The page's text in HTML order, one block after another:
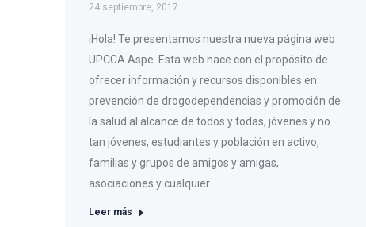
24 septiembre, 2017
¡Hola! Te presentamos nuestra nueva página web
UPCCA Aspe. Esta web nace con el propósito de
ofrecer información y recursos disponibles en
prevención de drogodependencias y promoción de
la salud al alcance de todos y todas, jóvenes y no
tan jóvenes, estudiantes y población en activo,
familias y grupos de amigos y amigas,
asociaciones y cualquier…
Leer más